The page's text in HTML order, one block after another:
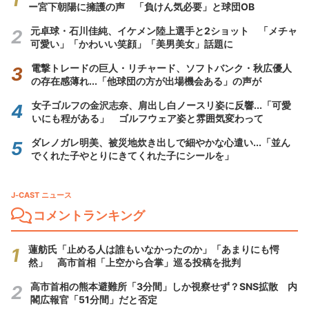
ー宮下朝陽に擁護の声 「負けん気必要」と球団OB
元卓球・石川佳純、イケメン陸上選手と2ショット 「メチャ
可愛い」「かわいい笑顔」「美男美女」話題に
電撃トレードの巨人・リチャード、ソフトバンク・秋広優人
の存在感薄れ...「他球団の方が出場機会ある」の声が
女子ゴルフの金沢志奈、肩出し白ノースリ姿に反響...「可愛
いにも程がある」 ゴルフウェア姿と雰囲気変わって
ダレノガレ明美、被災地炊き出しで細やかな心遣い...「並ん
でくれた子やとりにきてくれた子にシールを」
J-CAST ニュース
コメントランキング
蓮舫氏「止める人は誰もいなかったのか」「あまりにも愕
然」 高市首相「上空から合掌」巡る投稿を批判
高市首相の熊本避難所「3分間」しか視察せず？SNS拡散 内
閣広報官「51分間」だと否定